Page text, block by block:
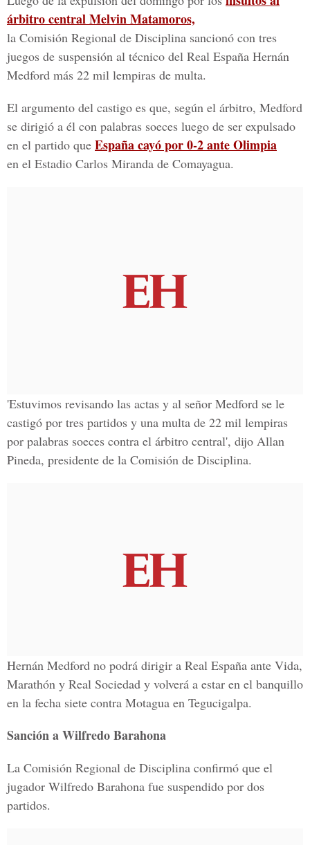
árbitro central Melvin Matamoros,
la Comisión Regional de Disciplina sancionó con tres
juegos de suspensión al técnico del Real España Hernán
Medford más 22 mil lempiras de multa.
El argumento del castigo es que, según el árbitro, Medford
se dirigió a él con palabras soeces luego de ser expulsado
en el partido que España cayó por 0-2 ante Olimpia
en el Estadio Carlos Miranda de Comayagua.
'Estuvimos revisando las actas y al señor Medford se le
castigó por tres partidos y una multa de 22 mil lempiras
por palabras soeces contra el árbitro central', dijo Allan
Pineda, presidente de la Comisión de Disciplina.
Hernán Medford no podrá dirigir a Real España ante Vida,
Marathón y Real Sociedad y volverá a estar en el banquillo
en la fecha siete contra Motagua en Tegucigalpa.
Sanción a Wilfredo Barahona
La Comisión Regional de Disciplina confirmó que el
jugador Wilfredo Barahona fue suspendido por dos
partidos.